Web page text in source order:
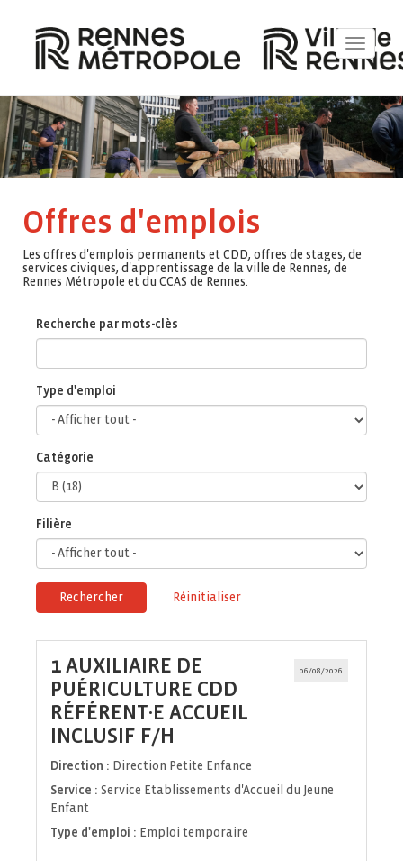
Toggle
Offres d'emplois
Les offres d'emplois permanents et CDD, offres de stages, de
services civiques, d'apprentissage de la ville de Rennes, de
Rennes Métropole et du CCAS de Rennes.
Recherche par mots-clès
Type d'emploi
Catégorie
Filière
Rechercher Réinitialiser
06/08/2026
1 AUXILIAIRE DE
PUÉRICULTURE CDD
RÉFÉRENT·E ACCUEIL
INCLUSIF F/H
fenêtre)
Direction : Direction Petite Enfance
Service : Service Etablissements d'Accueil du Jeune
Enfant
Type d'emploi : Emploi temporaire